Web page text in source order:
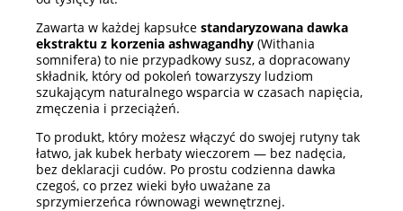
Zawarta w każdej kapsułce standaryzowana dawka
ekstraktu z korzenia ashwagandhy (Withania
somnifera) to nie przypadkowy susz, a dopracowany
składnik, który od pokoleń towarzyszy ludziom
szukającym naturalnego wsparcia w czasach napięcia,
zmęczenia i przeciążeń.
To produkt, który możesz włączyć do swojej rutyny tak
łatwo, jak kubek herbaty wieczorem — bez nadęcia,
bez deklaracji cudów. Po prostu codzienna dawka
czegoś, co przez wieki było uważane za
sprzymierzeńca równowagi wewnętrznej.